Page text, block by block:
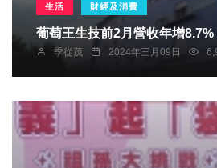
生活 財經及消費
葡萄王生技前2月營收年增
季從茂 2024年三月09日